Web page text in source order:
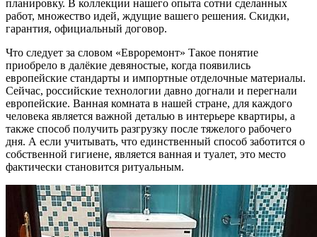
планировку. В коллекции нашего опыта сотни сделанных
работ, множество идей, ждущие вашего решения. Скидки,
гарантия, официальный договор.
Что следует за словом «Евроремонт» Такое понятие
приобрело в далёкие девяностые, когда появились
европейские стандарты и импортные отделочные материалы.
Сейчас, российские технологии давно догнали и перегнали
европейские. Ванная комната в нашей стране, для каждого
человека является важной деталью в интерьере квартиры, а
также способ получить разгрузку после тяжелого рабочего
дня. А если учитывать, что единственный способ заботится о
собственной гигиене, является ванная и туалет, это место
фактически становится ритуальным.